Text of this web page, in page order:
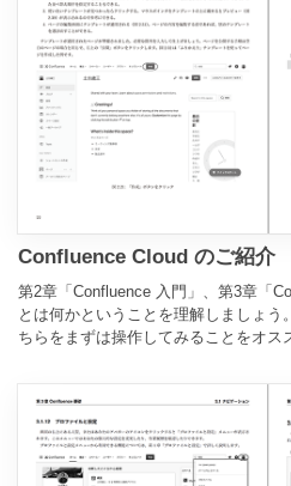
Confluence Cloud のご紹介
第2章「Confluence 入門」、第3章「
とは何かということを理解しましょう
ちらをまずは操作してみることをオス